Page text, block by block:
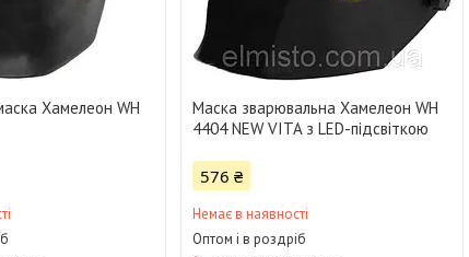
Хамелеон WH
Маска зварювальна Хамелеон WH
4404 NEW VITA з LED-підсвіткою
576 ₴
Немає в наявності
Оптом і в роздріб